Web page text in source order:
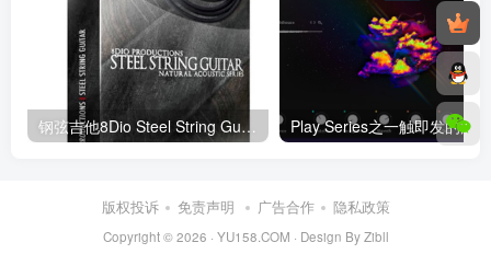
钢弦吉他8Dio Steel String Guitar Bundle 康泰克音色 Windows/MacOS
版权投诉 免责声明 广告合作 隐私政策
Copyright © 2026 · YU158.COM · Design By Zibll